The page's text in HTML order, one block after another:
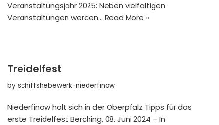
Veranstaltungsjahr 2025: Neben vielfältigen
Veranstaltungen werden… Read More »
Treidelfest
by schiffshebewerk-niederfinow
Niederfinow holt sich in der Oberpfalz Tipps für das
erste Treidelfest Berching, 08. Juni 2024 – In